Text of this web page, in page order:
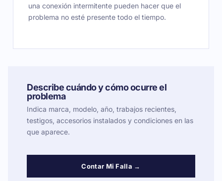
una conexión intermitente pueden hacer que el
problema no esté presente todo el tiempo.
Describe cuándo y cómo ocurre el
problema
Indica marca, modelo, año, trabajos recientes,
testigos, accesorios instalados y condiciones en las
que aparece.
Contar Mi Falla →